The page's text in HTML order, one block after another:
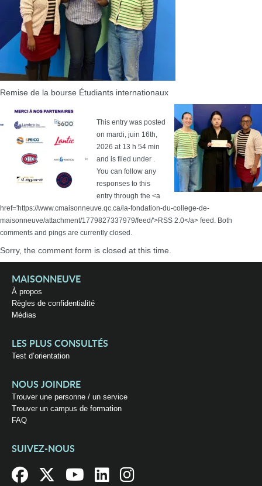
Remise de la bourse Étudiants internationaux
This entry was posted
on mardi, juin 16th,
2026 at 13 h 54 min
and is filed under .
You can follow any
responses to this
entry through the <a
href='https://www.cmaisonneuve.qc.ca/la-fondation-du-college-de-
maisonneuve/attachment/1779827337979/feed/'>RSS 2.0</a> feed. Both
comments and pings are currently closed.
Sorry, the comment form is closed at this time.
MAISONNEUVE
À propos
Règles de confidentialité
Médias
LES PLUS CONSULTÉS
Test d’orientation
NOUS JOINDRE
Trouver une personne / un service
Trouver un campus de formation
FAQ
SUIVEZ-NOUS